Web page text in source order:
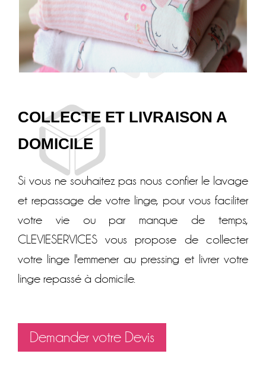
COLLECTE ET LIVRAISON A
DOMICILE
Si vous ne souhaitez pas nous confier le lavage
et repassage de votre linge, pour vous faciliter
votre vie ou par manque de temps,
CLEVIESERVICES vous propose de collecter
votre linge l'emmener au pressing et livrer votre
linge repassé à domicile.
Demander votre Devis